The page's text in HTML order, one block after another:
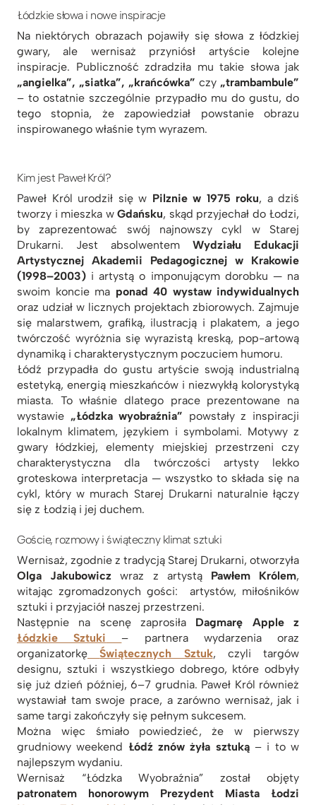
Łódzkie słowa i nowe inspiracje
Na niektórych obrazach pojawiły się słowa z łódzkiej
gwary, ale wernisaż przyniósł artyście kolejne
inspiracje. Publiczność zdradziła mu takie słowa jak
„angielka”, „siatka”, „krańcówka” czy „trambambule”
– to ostatnie szczególnie przypadło mu do gustu, do
tego stopnia, że zapowiedział powstanie obrazu
inspirowanego właśnie tym wyrazem.
Kim jest Paweł Król?
Paweł Król urodził się w Pilznie w 1975 roku, a dziś
tworzy i mieszka w Gdańsku, skąd przyjechał do Łodzi,
by zaprezentować swój najnowszy cykl w Starej
Drukarni. Jest absolwentem Wydziału Edukacji
Artystycznej Akademii Pedagogicznej w Krakowie
(1998–2003) i artystą o imponującym dorobku — na
swoim koncie ma ponad 40 wystaw indywidualnych
oraz udział w licznych projektach zbiorowych. Zajmuje
się malarstwem, grafiką, ilustracją i plakatem, a jego
twórczość wyróżnia się wyrazistą kreską, pop-artową
dynamiką i charakterystycznym poczuciem humoru.
Łódź przypadła do gustu artyście swoją industrialną
estetyką, energią mieszkańców i niezwykłą kolorystyką
miasta. To właśnie dlatego prace prezentowane na
wystawie „Łódzka wyobraźnia” powstały z inspiracji
lokalnym klimatem, językiem i symbolami. Motywy z
gwary łódzkiej, elementy miejskiej przestrzeni czy
charakterystyczna dla twórczości artysty lekko
groteskowa interpretacja — wszystko to składa się na
cykl, który w murach Starej Drukarni naturalnie łączy
się z Łodzią i jej duchem.
Goście, rozmowy i świąteczny klimat sztuki
Wernisaż, zgodnie z tradycją Starej Drukarni, otworzyła
Olga Jakubowiczwraz z artystąPawłem Królem,
witając zgromadzonych gości: artystów, miłośników
sztuki i przyjaciół naszej przestrzeni.
Następnie na scenę zaprosiła Dagmarę Apple z
Łódzkie Sztuki
– partnera wydarzenia oraz
organizatorkę
Świątecznych Sztuk, czyli targów
designu, sztuki i wszystkiego dobrego, które odbyły
się już dzień później, 6–7 grudnia. Paweł Król również
wystawiał tam swoje prace, a zarówno wernisaż, jak i
same targi zakończyły się pełnym sukcesem.
Można więc śmiało powiedzieć, że w pierwszy
grudniowy weekend Łódź znów żyła sztuką– i to w
najlepszym wydaniu.
Wernisaż “Łódzka Wyobraźnia” został objęty
patronatem honorowym Prezydent Miasta Łodzi